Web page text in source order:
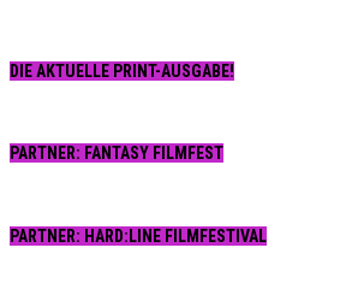
DIE AKTUELLE PRINT-AUSGABE!
PARTNER: FANTASY FILMFEST
PARTNER: HARD:LINE FILMFESTIVAL